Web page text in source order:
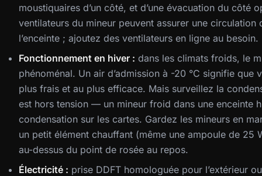
moustiquaires d’un côté, et d’une évacuation du côté
ventilateurs du mineur peuvent assurer une circulation
l’enceinte ; ajoutez des ventilateurs en ligne au besoin.
Fonctionnement en hiver : dans les climats froids, le
phénoménal. Un air d’admission à -20 °C signifie que
plus frais et au plus efficace. Mais surveillez la
est hors tension — un mineur froid dans une enceinte
condensation sur les cartes. Gardez les mineurs en
un petit élément chauffant (même une ampoule de 25
au-dessus du point de rosée au repos.
Électricité : prise DDFT homologuée pour l’extérieur